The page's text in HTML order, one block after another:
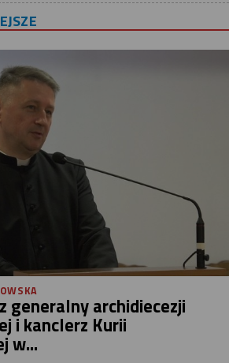
generalny archidiecezji
i kanclerz Kurii
w...